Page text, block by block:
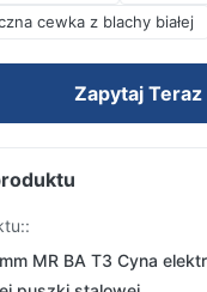
cewka z blachy białej
Zapytaj Teraz
MR BA T3 Cyna